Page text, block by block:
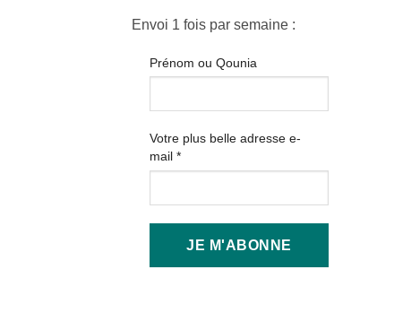
Envoi 1 fois par semaine :
Prénom ou Qounia
Votre plus belle adresse e-
mail *